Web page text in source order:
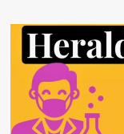
contenido